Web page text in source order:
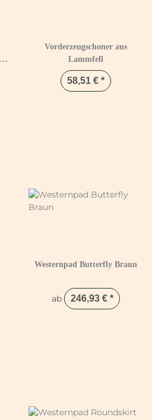
Vorderzeugschoner aus
Lammfell
58,51 € *
Westernpad Butterfly Braun
ab 246,93 € *